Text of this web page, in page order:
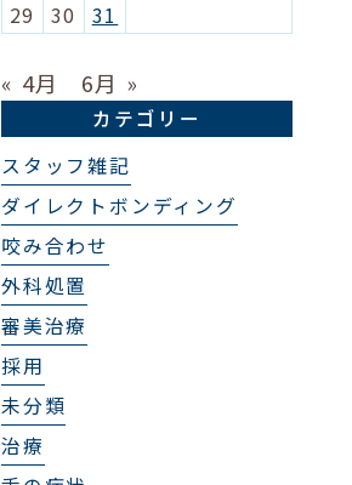
29
30 31
« 4月 6月 »
カテゴリー
スタッフ雑記
ダイレクトボンディング
咬み合わせ
外科処置
審美治療
採用
未分類
治療